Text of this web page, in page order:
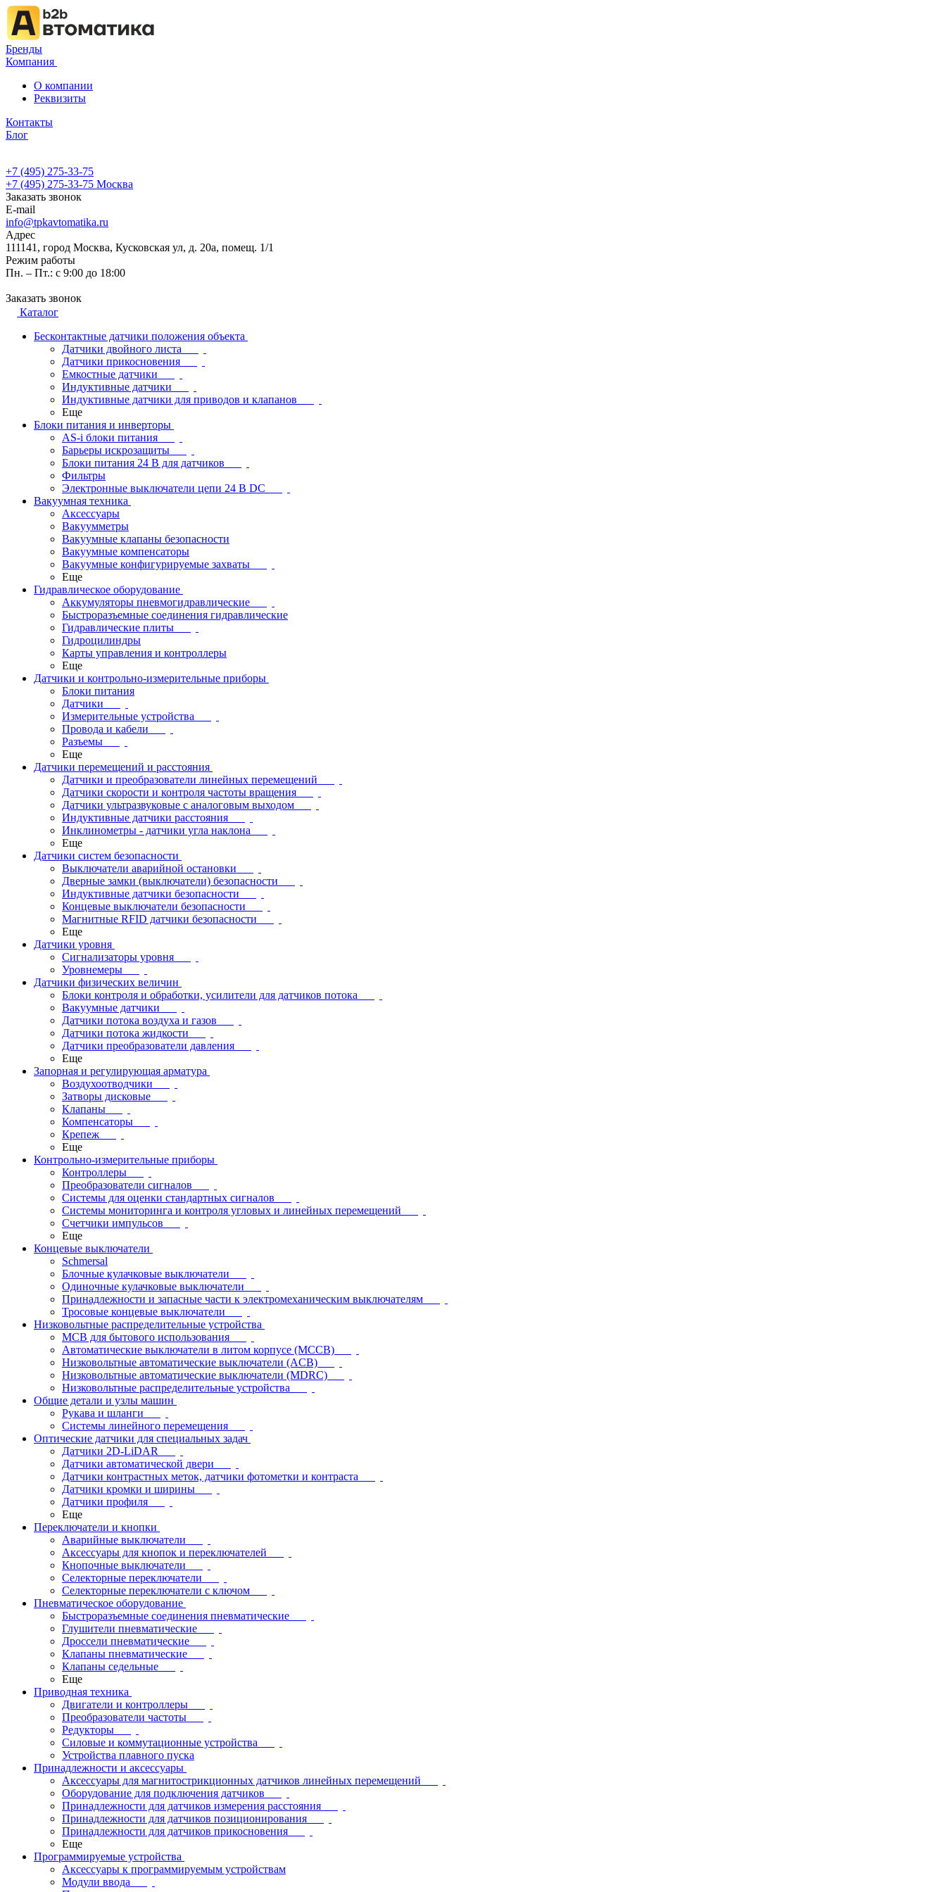
Бренды
Компания
О компании
Реквизиты
Контакты
Блог
+7 (495) 275-33-75
+7 (495) 275-33-75 Москва
Заказать звонок
E-mail
info@tpkavtomatika.ru
Адрес
111141, город Москва, Кусковская ул, д. 20а, помещ. 1/1
Режим работы
Пн. – Пт.: с 9:00 до 18:00
Заказать звонок
Каталог
Бесконтактные датчики положения объекта
Датчики двойного листа
Датчики прикосновения
Емкостные датчики
Индуктивные датчики
Индуктивные датчики для приводов и клапанов
Еще
Блоки питания и инверторы
AS-i блоки питания
Барьеры искрозащиты
Блоки питания 24 В для датчиков
Фильтры
Электронные выключатели цепи 24 В DC
Вакуумная техника
Аксессуары
Вакуумметры
Вакуумные клапаны безопасности
Вакуумные компенсаторы
Вакуумные конфигурируемые захваты
Еще
Гидравлическое оборудование
Аккумуляторы пневмогидравлические
Быстроразъемные соединения гидравлические
Гидравлические плиты
Гидроцилиндры
Карты управления и контроллеры
Еще
Датчики и контрольно-измерительные приборы
Блоки питания
Датчики
Измерительные устройства
Провода и кабели
Разъемы
Еще
Датчики перемещений и расстояния
Датчики и преобразователи линейных перемещений
Датчики скорости и контроля частоты вращения
Датчики ультразвуковые с аналоговым выходом
Индуктивные датчики расстояния
Инклинометры - датчики угла наклона
Еще
Датчики систем безопасности
Выключатели аварийной остановки
Дверные замки (выключатели) безопасности
Индуктивные датчики безопасности
Концевые выключатели безопасности
Магнитные RFID датчики безопасности
Еще
Датчики уровня
Сигнализаторы уровня
Уровнемеры
Датчики физических величин
Блоки контроля и обработки, усилители для датчиков потока
Вакуумные датчики
Датчики потока воздуха и газов
Датчики потока жидкости
Датчики преобразователи давления
Еще
Запорная и регулирующая арматура
Воздухоотводчики
Затворы дисковые
Клапаны
Компенсаторы
Крепеж
Еще
Контрольно-измерительные приборы
Контроллеры
Преобразователи сигналов
Системы для оценки стандартных сигналов
Системы мониторинга и контроля угловых и линейных перемещений
Счетчики импульсов
Еще
Концевые выключатели
Schmersal
Блочные кулачковые выключатели
Одиночные кулачковые выключатели
Принадлежности и запасные части к электромеханическим выключателям
Тросовые концевые выключатели
Низковольтные распределительные устройства
MCB для бытового использования
Автоматические выключатели в литом корпусе (MCCB)
Низковольтные автоматические выключатели (ACB)
Низковольтные автоматические выключатели (MDRC)
Низковольтные распределительные устройства
Общие детали и узлы машин
Рукава и шланги
Системы линейного перемещения
Оптические датчики для специальных задач
Датчики 2D-LiDAR
Датчики автоматической двери
Датчики контрастных меток, датчики фотометки и контраста
Датчики кромки и ширины
Датчики профиля
Еще
Переключатели и кнопки
Аварийные выключатели
Аксессуары для кнопок и переключателей
Кнопочные выключатели
Селекторные переключатели
Селекторные переключатели с ключом
Пневматическое оборудование
Быстроразъемные соединения пневматические
Глушители пневматические
Дроссели пневматические
Клапаны пневматические
Клапаны седельные
Еще
Приводная техника
Двигатели и контроллеры
Преобразователи частоты
Редукторы
Силовые и коммутационные устройства
Устройства плавного пуска
Принадлежности и аксессуары
Аксессуары для магнитострикционных датчиков линейных перемещений
Оборудование для подключения датчиков
Принадлежности для датчиков измерения расстояния
Принадлежности для датчиков позиционирования
Принадлежности для датчиков прикосновения
Еще
Программируемые устройства
Аксессуары к программируемым устройствам
Модули ввода